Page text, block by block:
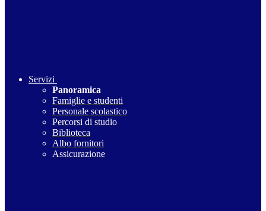
Servizi
Panoramica
Famiglie e studenti
Personale scolastico
Percorsi di studio
Biblioteca
Albo fornitori
Assicurazione